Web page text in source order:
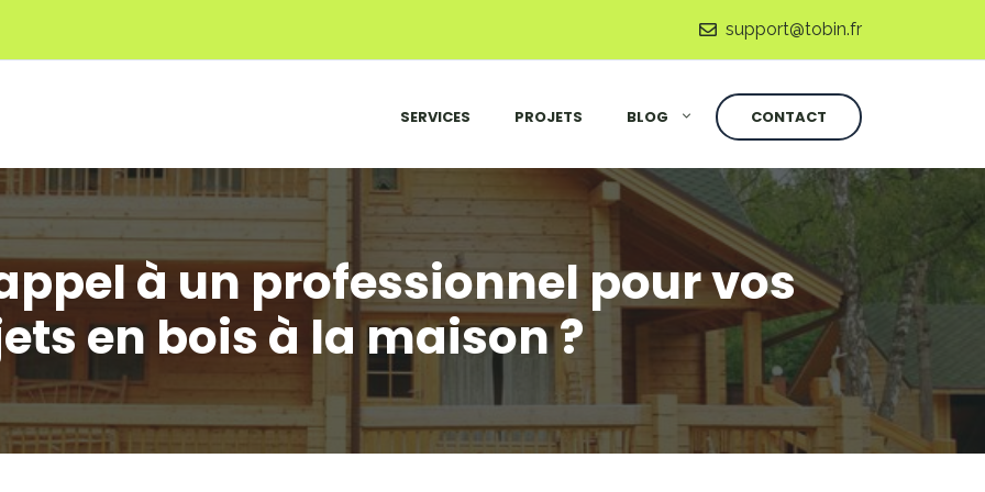
support@tobin.fr
SERVICES PROJETS BLOG CONTACT
à un professionnel pour vos
en bois à la maison ?